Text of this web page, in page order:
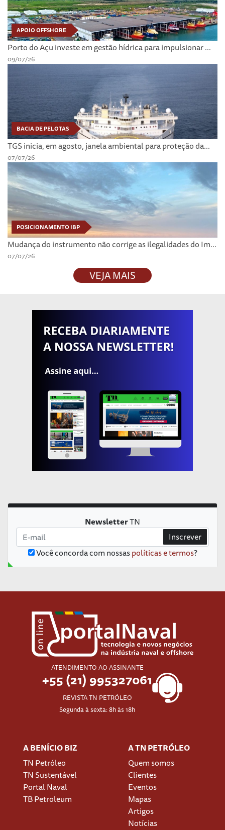
APOIO OFFSHORE
Porto do Açu investe em gestão hídrica para impulsionar ...
09/07/26
BACIA DE PELOTAS
TGS inicia, em agosto, janela ambiental para proteção da...
07/07/26
POSICIONAMENTO IBP
Mudança do instrumento não corrige as ilegalidades do Im...
07/07/26
VEJA MAIS
NewsletterTN
Você concorda com nossaspolíticas e termos?
Inscrever
ATENDIMENTO AO ASSINANTE
+55 (21) 995327061
REVISTA TN PETRÓLEO
Segunda à sexta: 8h às 18h
A BENÍCIO BIZ
TN Petróleo
TN Sustentável
Portal Naval
TB Petroleum
A TN PETRÓLEO
Quem somos
Clientes
Eventos
Mapas
Artigos
Notícias